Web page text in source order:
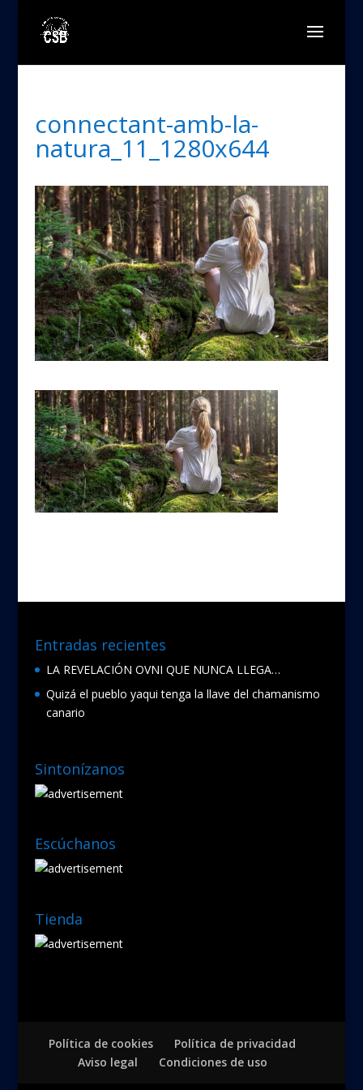
connectant-amb-la-
natura_11_1280x644
Entradas recientes
LA REVELACIÓN OVNI QUE NUNCA LLEGA…
Quizá el pueblo yaqui tenga la llave del chamanismo
canario
Sintonízanos
Escúchanos
Tienda
Política de cookies
Política de privacidad
Aviso legal
Condiciones de uso